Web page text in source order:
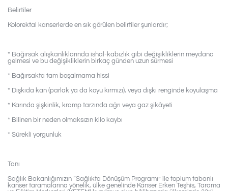
Belirtiler
Kolorektal kanserlerde en sık görülen belirtiler şunlardır;
* Bağırsak alışkanlıklarında ishal-kabızlık gibi değişikliklerin meydana
gelmesi ve bu değişikliklerin birkaç günden uzun sürmesi
* Bağırsakta tam boşalmama hissi
* Dışkıda kan (parlak ya da koyu kırmızı), veya dışkı renginde koyulaşma
* Karında şişkinlik, kramp tarzında ağrı veya gaz şikâyeti
* Bilinen bir neden olmaksızın kilo kaybı
* Sürekli yorgunluk
Tanı
Sağlık Bakanlığımızın “Sağlıkta Dönüşüm Programı” ile toplum tabanlı
kanser taramalarına yönelik, ülke genelinde Kanser Erken Teşhis, Tarama